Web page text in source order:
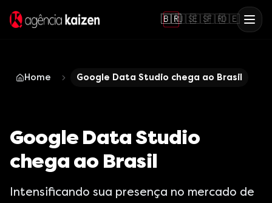
🇧🇷🇺🇸🇪🇸🇫🇷🇩🇪
Home Google Data Studio chega ao Brasil
Google Data Studio
chega ao Brasil
Intensificando sua presença no mercado de